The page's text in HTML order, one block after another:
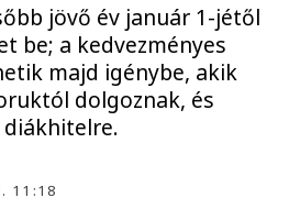
jövő év január 1-jétől
be; a kedvezményes
majd igénybe, akik
dolgoznak, és
11:18